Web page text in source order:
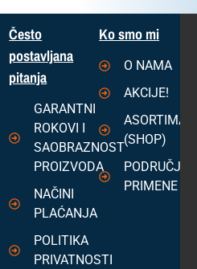
Često
postavljana
pitanja
GARANTNI
ROKOVI I
SAOBRAZNOST
PROIZVODA
NAČINI
PLAĆANJA
POLITIKA
PRIVATNOSTI
Ko smo mi
O NAMA
AKCIJE!
ASORTIMAN
(SHOP)
PODRUČJA
PRIMENE